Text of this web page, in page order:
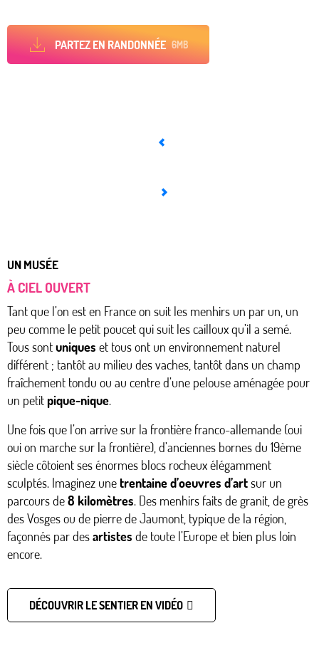
PARTEZ EN RANDONNÉE 6MB
UN MUSÉE
À CIEL OUVERT
Tant que l’on est en France on suit les menhirs un par un, un
peu comme le petit poucet qui suit les cailloux qu’il a semé.
Tous sontuniques et tous ont un environnement naturel
différent ; tantôt au milieu des vaches, tantôt dans un champ
fraîchement tondu ou au centre d’une pelouse aménagée pour
un petit pique-nique.
Une fois que l’on arrive sur la frontière franco-allemande (oui
oui on marche sur la frontière), d’anciennes bornes du 19ème
siècle côtoient ses énormes blocs rocheux élégamment
sculptés. Imaginez unetrentaine d’oeuvres d’artsur un
parcours de8 kilomètres. Des menhirs faits de granit, de grès
des Vosges ou de pierre de Jaumont, typique de la région,
façonnés par desartistes de toute l’Europe et bien plus loin
encore.
DÉCOUVRIR LE SENTIER EN VIDÉO